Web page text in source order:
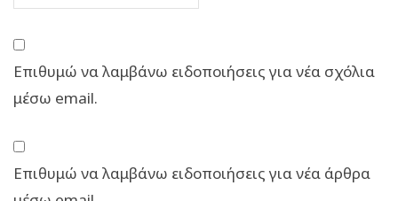
Επιθυμώ να λαμβάνω ειδοποιήσεις για νέα σχόλια
μέσω email.
Επιθυμώ να λαμβάνω ειδοποιήσεις για νέα άρθρα